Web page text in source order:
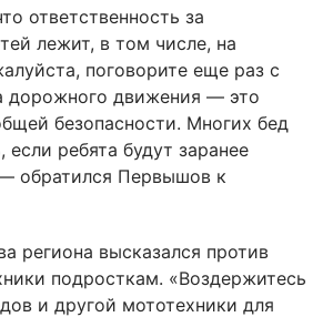
ответственность за
лежит, в том числе, на
поговорите еще раз с
дорожного движения — это
безопасности. Многих бед
ребята будут заранее
обратился Первышов к
региона высказался против
подросткам. «Воздержитесь
и другой мототехники для